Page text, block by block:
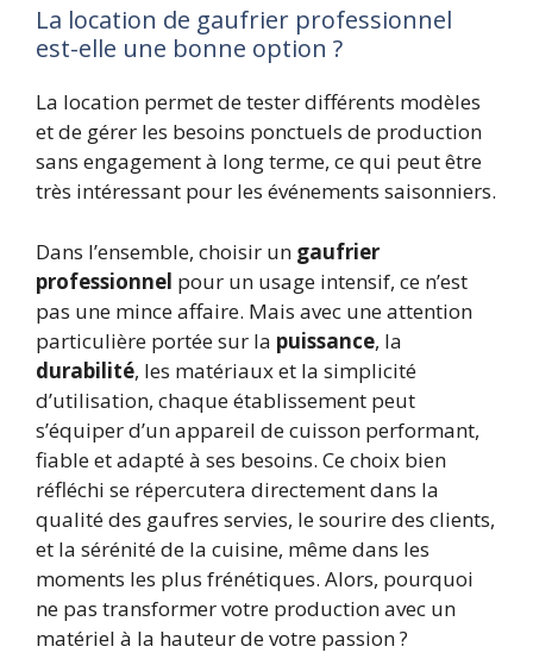
La location de gaufrier professionnel
est-elle une bonne option ?
La location permet de tester différents modèles
et de gérer les besoins ponctuels de production
sans engagement à long terme, ce qui peut être
très intéressant pour les événements saisonniers.
Dans l’ensemble, choisir un gaufrier
professionnel pour un usage intensif, ce n’est
pas une mince affaire. Mais avec une attention
particulière portée sur la puissance, la
durabilité, les matériaux et la simplicité
d’utilisation, chaque établissement peut
s’équiper d’un appareil de cuisson performant,
fiable et adapté à ses besoins. Ce choix bien
réfléchi se répercutera directement dans la
qualité des gaufres servies, le sourire des clients,
et la sérénité de la cuisine, même dans les
moments les plus frénétiques. Alors, pourquoi
ne pas transformer votre production avec un
matériel à la hauteur de votre passion ?